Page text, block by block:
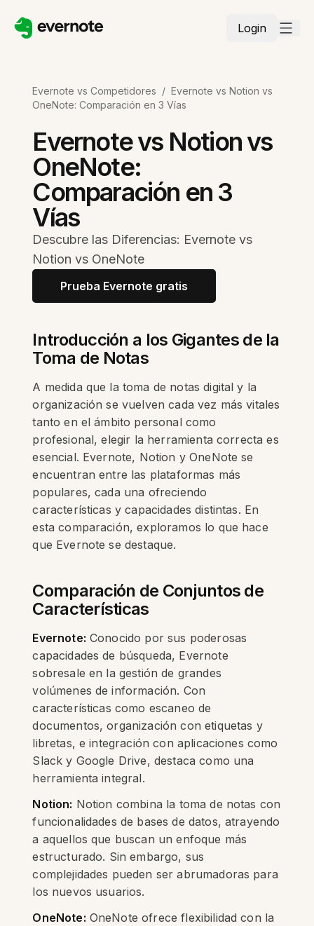
Login
Evernote vs Competidores / Evernote vs Notion vs
OneNote: Comparación en 3 Vías
Evernote vs Notion vs
OneNote:
Comparación en 3
Vías
Descubre las Diferencias: Evernote vs
Notion vs OneNote
Prueba Evernote gratis
Introducción a los Gigantes de la
Toma de Notas
A medida que la toma de notas digital y la
organización se vuelven cada vez más vitales
tanto en el ámbito personal como
profesional, elegir la herramienta correcta es
esencial. Evernote, Notion y OneNote se
encuentran entre las plataformas más
populares, cada una ofreciendo
características y capacidades distintas. En
esta comparación, exploramos lo que hace
que Evernote se destaque.
Comparación de Conjuntos de
Características
Evernote: Conocido por sus poderosas
capacidades de búsqueda, Evernote
sobresale en la gestión de grandes
volúmenes de información. Con
características como escaneo de
documentos, organización con etiquetas y
libretas, e integración con aplicaciones como
Slack y Google Drive, destaca como una
herramienta integral.
Notion: Notion combina la toma de notas con
funcionalidades de bases de datos, atrayendo
a aquellos que buscan un enfoque más
estructurado. Sin embargo, sus
complejidades pueden ser abrumadoras para
los nuevos usuarios.
OneNote: OneNote ofrece flexibilidad con la